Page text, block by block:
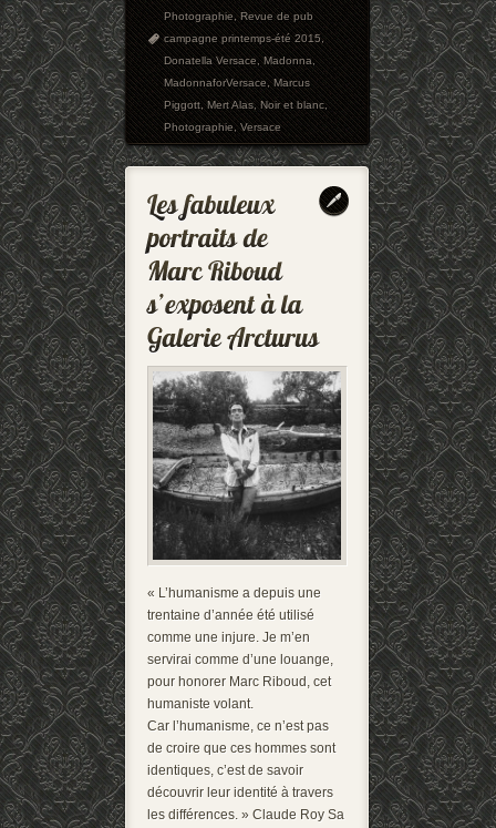
Photographie,Revue de pub
campagne printemps-été 2015,
Donatella Versace,Madonna,
MadonnaforVersace,Marcus
Piggott,Mert Alas,Noir et blanc,
Photographie,Versace
« L’humanisme a depuis une
trentaine d’année été utilisé
comme une injure. Je m’en
servirai comme d’une louange,
pour honorer Marc Riboud, cet
humaniste volant.
Car l’humanisme, ce n’est pas
de croire que ces hommes sont
identiques, c’est de savoir
découvrir leur identité à travers
les différences. » Claude Roy Sa